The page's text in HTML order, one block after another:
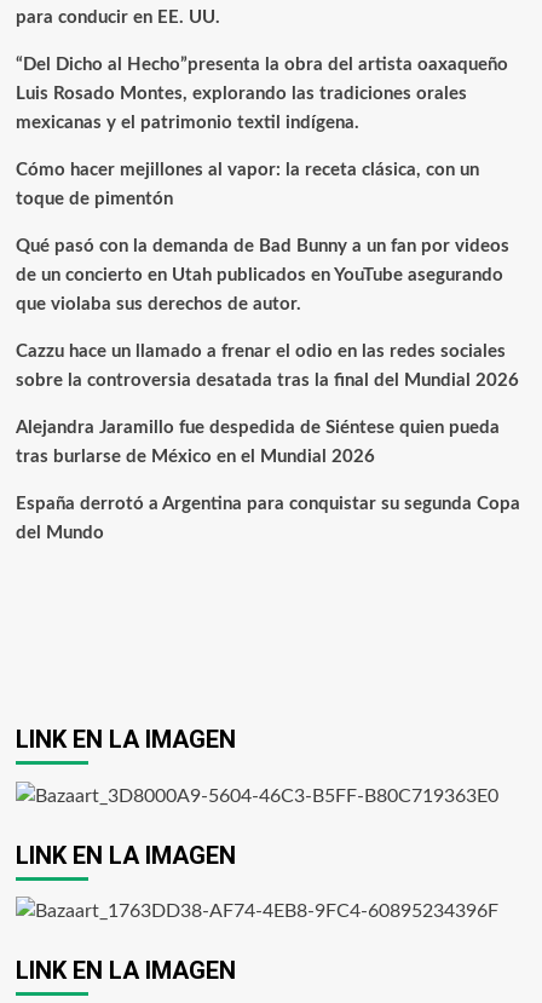
para conducir en EE. UU.
“Del Dicho al Hecho”presenta la obra del artista oaxaqueño
Luis Rosado Montes, explorando las tradiciones orales
mexicanas y el patrimonio textil indígena.
Cómo hacer mejillones al vapor: la receta clásica, con un
toque de pimentón
Qué pasó con la demanda de Bad Bunny a un fan por videos
de un concierto en Utah publicados en YouTube asegurando
que violaba sus derechos de autor.
Cazzu hace un llamado a frenar el odio en las redes sociales
sobre la controversia desatada tras la final del Mundial 2026
Alejandra Jaramillo fue despedida de Siéntese quien pueda
tras burlarse de México en el Mundial 2026
España derrotó a Argentina para conquistar su segunda Copa
del Mundo
LINK EN LA IMAGEN
LINK EN LA IMAGEN
LINK EN LA IMAGEN